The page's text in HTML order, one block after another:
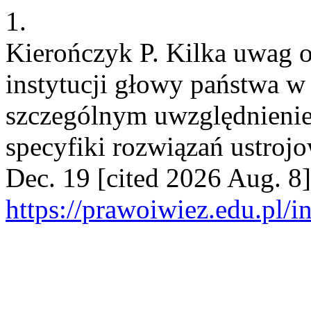
1.
Kierończyk P. Kilka uwag
instytucji głowy państwa
szczególnym
specyfiki rozwiązań
Dec. 19 [cited 2026 Aug.
https://prawoiwiez.edu.pl/